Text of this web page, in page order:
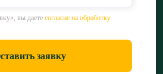
вы даете согласие на обработку
заявку